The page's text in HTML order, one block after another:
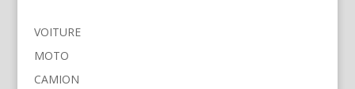
VOITURE
MOTO
CAMION